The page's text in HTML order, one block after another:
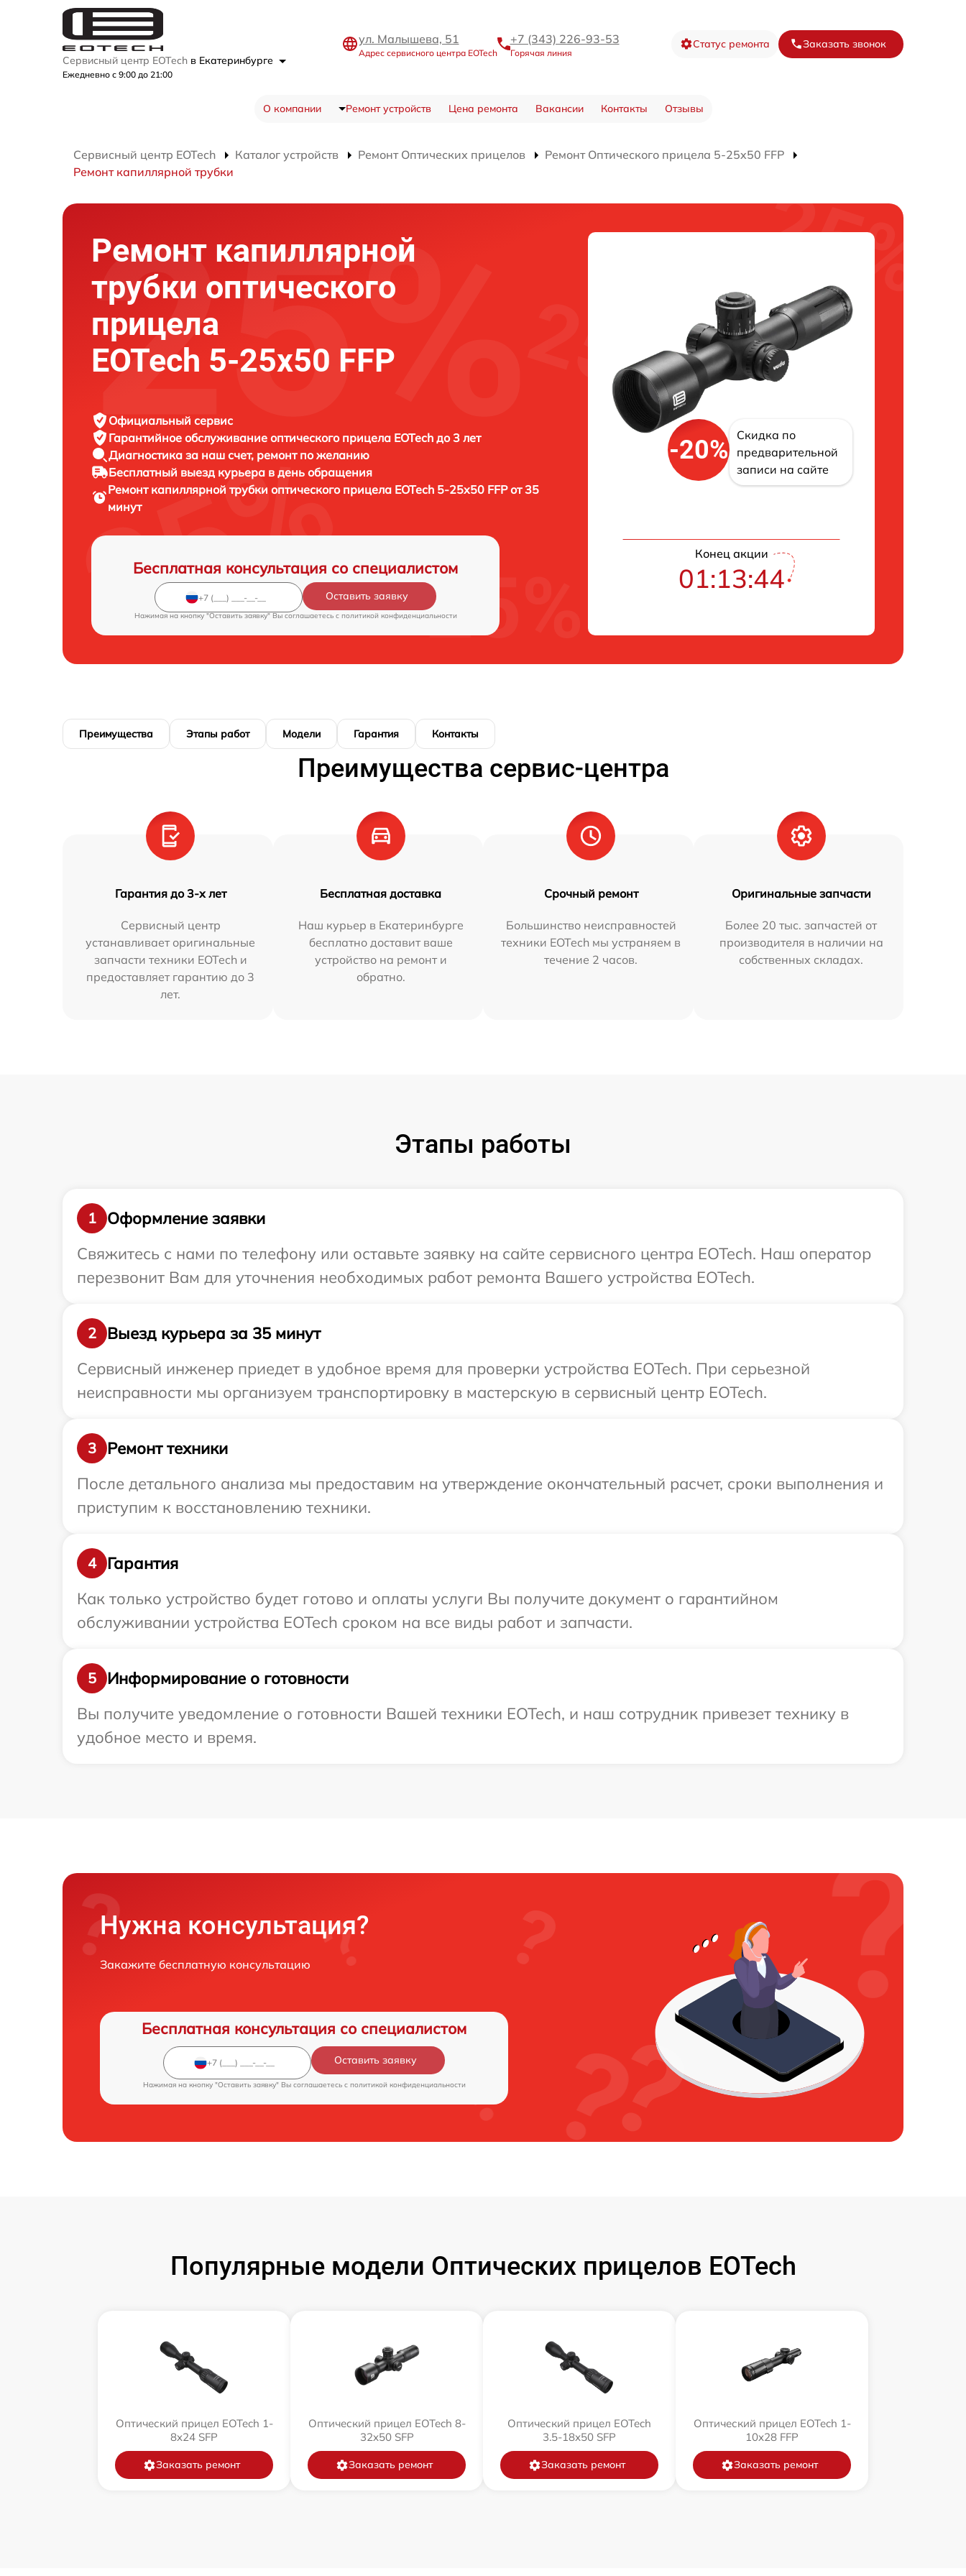
Сервисный центр EOTech в Екатеринбурге
Ежедневно с 9:00 до 21:00
ул. Малышева, 51
Адрес сервисного центра EOTech
+7 (343) 226-93-53
Горячая линия
Статус ремонта Заказать звонок
О компании Ремонт устройств Цена ремонта Вакансии Контакты Отзывы
Сервисный центр EOTech Каталог устройств Ремонт Оптических прицелов
Ремонт Оптического прицела 5-25x50 FFP
Ремонт капиллярной трубки
Ремонт капиллярной
трубки оптического
прицела
EOTech 5-25x50 FFP
Официальный сервис
Гарантийное обслуживание оптического прицела EOTech до 3 лет
Диагностика за наш счет, ремонт по желанию
Бесплатный выезд курьера в день обращения
Ремонт капиллярной трубки оптического прицела EOTech 5-25x50 FFP от 35
минут
Бесплатная консультация со специалистом
Оставить заявку
Нажимая на кнопку "Оставить заявку" Вы соглашаетесь c политикой конфиденциальности
-20%
Скидка по
предварительной
записи на сайте
Конец акции
01:13:42
Преимущества Этапы работ Модели Гарантия Контакты
Преимущества сервис-центра
Гарантия до 3-х лет
Сервисный центр
устанавливает оригинальные
запчасти техники EOTech и
предоставляет гарантию до 3
лет.
Бесплатная доставка
Наш курьер в Екатеринбурге
бесплатно доставит ваше
устройство на ремонт и
обратно.
Срочный ремонт
Большинство неисправностей
техники EOTech мы устраняем в
течение 2 часов.
Оригинальные запчасти
Более 20 тыс. запчастей от
производителя в наличии на
собственных складах.
Этапы работы
1
Оформление заявки
Свяжитесь с нами по телефону или оставьте заявку на сайте сервисного центра EOTech. Наш оператор
перезвонит Вам для уточнения необходимых работ ремонта Вашего устройства EOTech.
2
Выезд курьера за 35 минут
Сервисный инженер приедет в удобное время для проверки устройства EOTech. При серьезной
неисправности мы организуем транспортировку в мастерскую в сервисный центр EOTech.
3
Ремонт техники
После детального анализа мы предоставим на утверждение окончательный расчет, сроки выполнения и
приступим к восстановлению техники.
4
Гарантия
Как только устройство будет готово и оплаты услуги Вы получите документ о гарантийном
обслуживании устройства EOTech сроком на все виды работ и запчасти.
5
Информирование о готовности
Вы получите уведомление о готовности Вашей техники EOTech, и наш сотрудник привезет технику в
удобное место и время.
Нужна консультация?
Закажите бесплатную консультацию
Бесплатная консультация со специалистом
Оставить заявку
Нажимая на кнопку "Оставить заявку" Вы соглашаетесь c политикой конфиденциальности
Популярные модели Оптических прицелов EOTech
Оптический прицел EOTech 1-
8x24 SFP
Заказать ремонт
Оптический прицел EOTech 8-
32x50 SFP
Заказать ремонт
Оптический прицел EOTech
3.5-18x50 SFP
Заказать ремонт
Оптический прицел EOTech 1-
10x28 FFP
Заказать ремонт